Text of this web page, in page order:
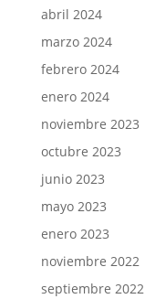
abril 2024
marzo 2024
febrero 2024
enero 2024
noviembre 2023
octubre 2023
junio 2023
mayo 2023
enero 2023
noviembre 2022
septiembre 2022